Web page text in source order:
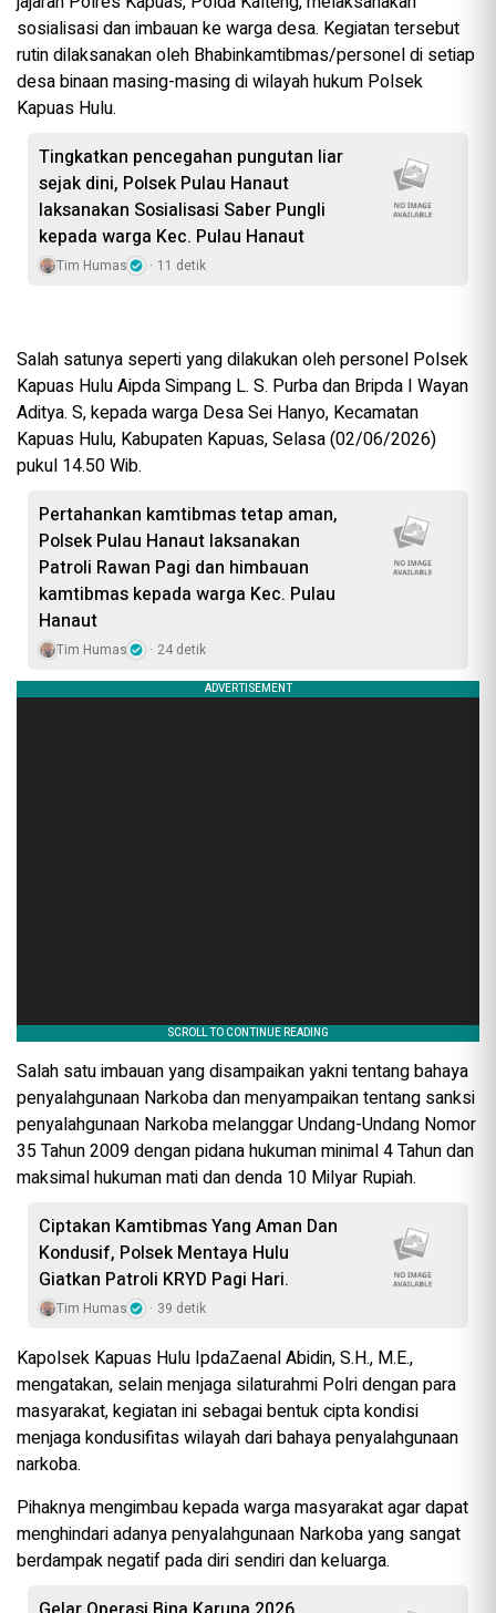
sosialisasi dan imbauan ke warga desa. Kegiatan tersebut
rutin dilaksanakan oleh Bhabinkamtibmas/personel di setiap
desa binaan masing-masing di wilayah hukum Polsek
Kapuas Hulu.
Tingkatkan pencegahan pungutan liar
sejak dini, Polsek Pulau Hanaut
laksanakan Sosialisasi Saber Pungli
kepada warga Kec. Pulau Hanaut
Tim Humas 11 detik
Salah satunya seperti yang dilakukan oleh personel Polsek
Kapuas Hulu Aipda Simpang L. S. Purba dan Bripda I Wayan
Aditya. S, kepada warga Desa Sei Hanyo, Kecamatan
Kapuas Hulu, Kabupaten Kapuas, Selasa (02/06/2026)
pukul 14.50 Wib.
Pertahankan kamtibmas tetap aman,
Polsek Pulau Hanaut laksanakan
Patroli Rawan Pagi dan himbauan
kamtibmas kepada warga Kec. Pulau
Hanaut
Tim Humas 24 detik
Salah satu imbauan yang disampaikan yakni tentang bahaya
penyalahgunaan Narkoba dan menyampaikan tentang sanksi
penyalahgunaan Narkoba melanggar Undang-Undang Nomor
35 Tahun 2009 dengan pidana hukuman minimal 4 Tahun dan
maksimal hukuman mati dan denda 10 Milyar Rupiah.
Ciptakan Kamtibmas Yang Aman Dan
Kondusif, Polsek Mentaya Hulu
Giatkan Patroli KRYD Pagi Hari.
Tim Humas 39 detik
Kapolsek Kapuas Hulu IpdaZaenal Abidin, S.H., M.E.,
mengatakan, selain menjaga silaturahmi Polri dengan para
masyarakat, kegiatan ini sebagai bentuk cipta kondisi
menjaga kondusifitas wilayah dari bahaya penyalahgunaan
narkoba.
Pihaknya mengimbau kepada warga masyarakat agar dapat
menghindari adanya penyalahgunaan Narkoba yang sangat
berdampak negatif pada diri sendiri dan keluarga.